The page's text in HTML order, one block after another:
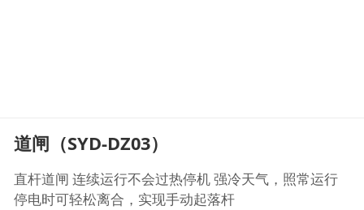
道闸（SYD-DZ03）
直杆道闸 连续运行不会过热停机 强冷天气，照常运行
停电时可轻松离合，实现手动起落杆